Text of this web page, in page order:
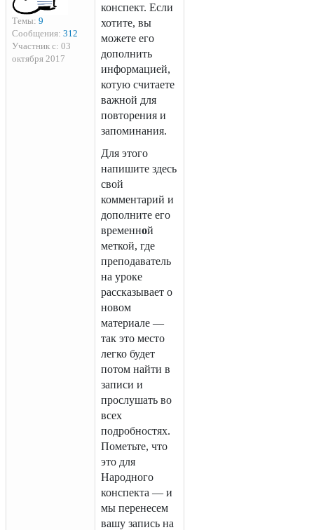
Темы: 9
Сообщения: 312
Участник с: 03
октября 2017
конспект. Если
хотите, вы
можете его
дополнить
информацией,
котую считаете
важной для
повторения и
запоминания.
Для этого
напишите здесь
свой
комментарий и
дополните его
временной
меткой, где
преподаватель
на уроке
рассказывает о
новом
материале —
так это место
легко будет
потом найти в
записи и
прослушать во
всех
подробностях.
Пометьте, что
это для
Народного
конспекта — и
мы перенесем
вашу запись на